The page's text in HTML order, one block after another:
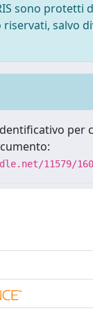
sono protetti
salvo
per
11579/